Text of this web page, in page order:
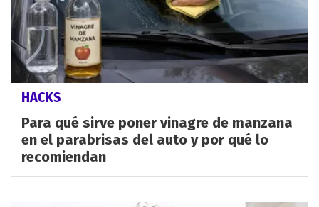
HACKS
Para qué sirve poner vinagre de manzana
en el parabrisas del auto y por qué lo
recomiendan